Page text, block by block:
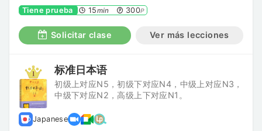
Tiene prueba 15min 300P
Solicitar clase Ver más lecciones
标准日本语
初级上对应N5，初级下对应N4，中级上对应N3，
中级下对应N2，高级上下对应N1。
Japanese